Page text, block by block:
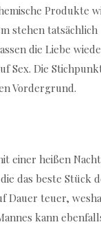
Produkte
stehen tatsächlich
die Liebe
Sex. Die
Vordergrund.
einer heißen
das beste Stück
Dauer teuer,
kann